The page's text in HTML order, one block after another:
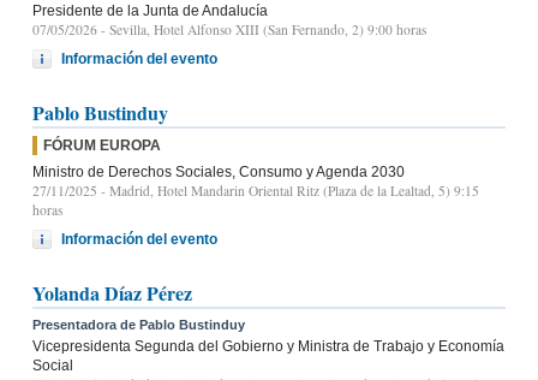
Presidente de la Junta de Andalucía
07/05/2026 - Sevilla, Hotel Alfonso XIII (San Fernando, 2) 9:00 horas
Información del evento
Pablo Bustinduy
FÓRUM EUROPA
Ministro de Derechos Sociales, Consumo y Agenda 2030
27/11/2025 - Madrid, Hotel Mandarin Oriental Ritz (Plaza de la Lealtad, 5) 9:15
horas
Información del evento
Yolanda Díaz Pérez
Presentadora de Pablo Bustinduy
Vicepresidenta Segunda del Gobierno y Ministra de Trabajo y Economía
Social